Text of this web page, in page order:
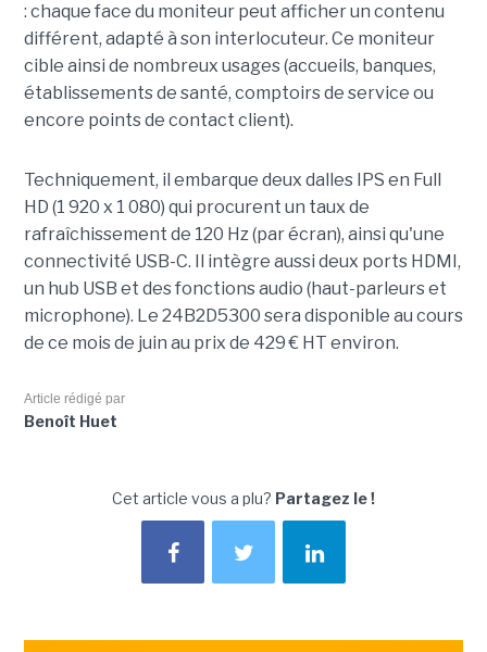
: chaque face du moniteur peut afficher un contenu
différent, adapté à son interlocuteur. Ce moniteur
cible ainsi de nombreux usages (accueils, banques,
établissements de santé, comptoirs de service ou
encore points de contact client).
Techniquement, il embarque deux dalles IPS en Full
HD (1 920 x 1 080) qui procurent un taux de
rafraîchissement de 120 Hz (par écran), ainsi qu'une
connectivité USB-C. Il intègre aussi deux ports HDMI,
un hub USB et des fonctions audio (haut-parleurs et
microphone). Le 24B2D5300 sera disponible au cours
de ce mois de juin au prix de 429 € HT environ.
Article rédigé par
Benoît Huet
Cet article vous a plu? Partagez le !